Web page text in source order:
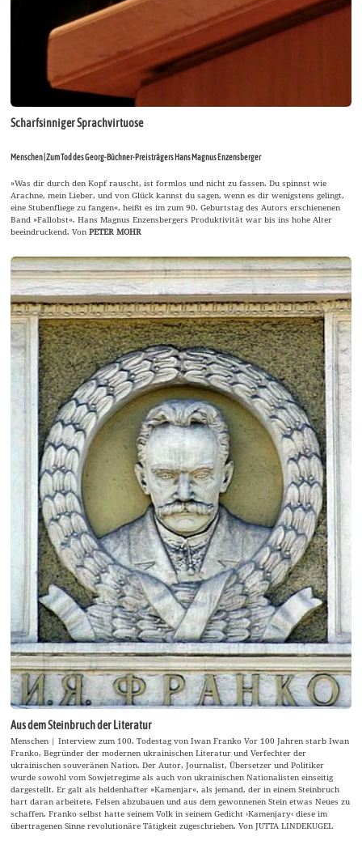
Scharfsinniger Sprachvirtuose
Menschen | Zum Tod des Georg-Büchner-Preisträgers Hans Magnus Enzensberger
»Was dir durch den Kopf rauscht, ist formlos und nicht zu fassen. Du spinnst wie
Arachne, mein Lieber, und von Glück kannst du sagen, wenn es dir wenigstens gelingt,
eine Stubenfliege zu fangen«, heißt es im zum 90. Geburtstag des Autors erschienenen
Band »Fallobst«. Hans Magnus Enzensbergers Produktivität war bis ins hohe Alter
beeindruckend. VonPETER MOHR
Aus dem Steinbruch der Literatur
Menschen | Interview zum 100. Todestag von Iwan Franko Vor 100 Jahren starb Iwan
Franko, Begründer der modernen ukrainischen Literatur und Verfechter der
ukrainischen souveränen Nation. Der Autor, Journalist, Übersetzer und Politiker
wurde sowohl vom Sowjetregime als auch von ukrainischen Nationalisten einseitig
dargestellt. Er galt als heldenhafter »Kamenjar«, als jemand, der in einem Steinbruch
hart daran arbeitete, Felsen abzubauen und aus dem gewonnenen Stein etwas Neues zu
schaffen. Franko selbst hatte seinem Volk in seinem Gedicht ›Kamenjary‹ diese im
übertragenen Sinne revolutionäre Tätigkeit zugeschrieben. Von JUTTA LINDEKUGEL